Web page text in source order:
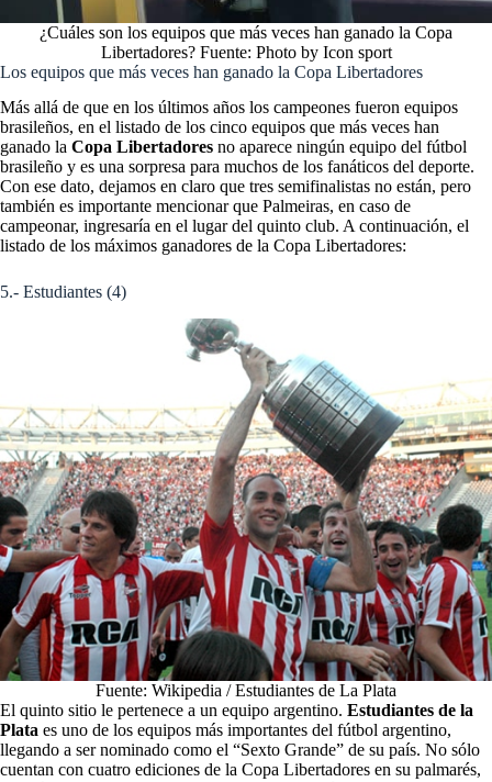
¿Cuáles son los equipos que más veces han ganado la Copa
Libertadores? Fuente: Photo by Icon sport
Los equipos que más veces han ganado la Copa Libertadores
Más allá de que en los últimos años los campeones fueron equipos
brasileños, en el listado de los cinco equipos que más veces han
ganado la Copa Libertadores no aparece ningún equipo del fútbol
brasileño y es una sorpresa para muchos de los fanáticos del deporte.
Con ese dato, dejamos en claro que tres semifinalistas no están, pero
también es importante mencionar que Palmeiras, en caso de
campeonar, ingresaría en el lugar del quinto club. A continuación, el
listado de los máximos ganadores de la Copa Libertadores:
5.- Estudiantes (4)
Fuente: Wikipedia / Estudiantes de La Plata
El quinto sitio le pertenece a un equipo argentino. Estudiantes de la
Plata es uno de los equipos más importantes del fútbol argentino,
llegando a ser nominado como el “Sexto Grande” de su país. No sólo
cuentan con cuatro ediciones de la Copa Libertadores en su palmarés,